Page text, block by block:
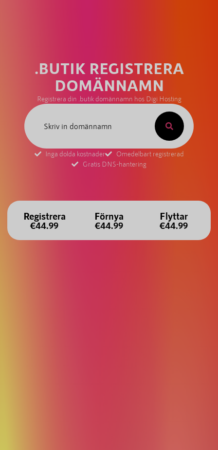
.BUTIK REGISTRERA
DOMÄNNAMN
Registrera din .butik domännamn hos Digi Hosting
Inga dolda kostnader
Omedelbart registrerad
Gratis DNS-hantering
Registrera
€44.99
Förnya
€44.99
Flyttar
€44.99